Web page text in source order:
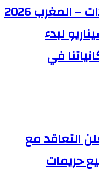
كأس أمم إفريقيا للسيدات – المغرب 2026
سيناريو لبدء
في
التعاقد مع
حريمات